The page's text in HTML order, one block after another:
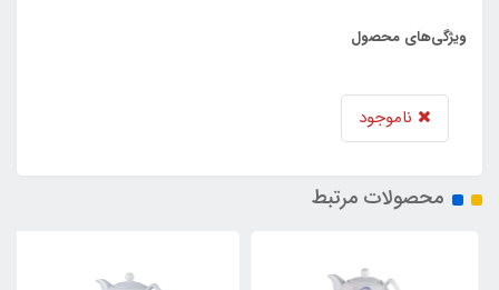
ویژگی‌های محصول
ناموجود
محصولات مرتبط